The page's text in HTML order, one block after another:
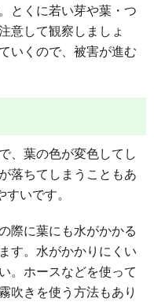
とくに若い芽や葉・つ
意して観察しましょ
いくので、被害が進む
、葉の色が変色してし
落ちてしまうこともあ
いです。
際に葉にも水がかかる
す。水がかかりにくい
。ホースなどを使って
吹きを使う方法もあり